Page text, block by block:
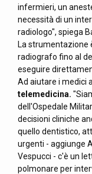
infermieri, un
necessità di un
radiologo", spiega
La strumentazione
radiografo fino al
eseguire
Ad aiutare i medici
telemedicina.
dell'Ospedale
decisioni cliniche
quello dentistico,
urgenti - aggiunge
Vespucci - c'è un
polmonare per